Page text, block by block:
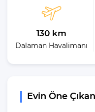
130 km
Dalaman Havalimanı
Evin Öne